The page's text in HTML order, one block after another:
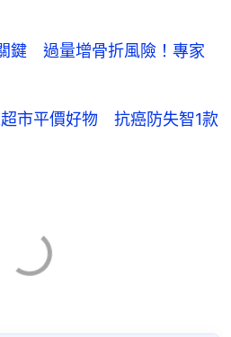
鍵 過量增骨折風險！專家
市平價好物 抗癌防失智1款